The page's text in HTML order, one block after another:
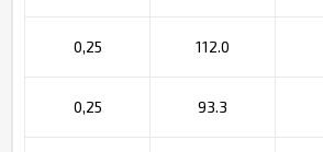
0,25 112.0
0,25 93.3